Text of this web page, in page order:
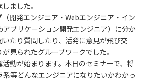
ました。
開発エンジニア・Webエンジニア・イン
アプリケーション開発エンジニア）に分か
たり質問したり、活発に意見が飛び交
見られたグループワークでした。
動が始まります。本日のセミナーで、将
等どんなエンジニアになりたいかわかっ